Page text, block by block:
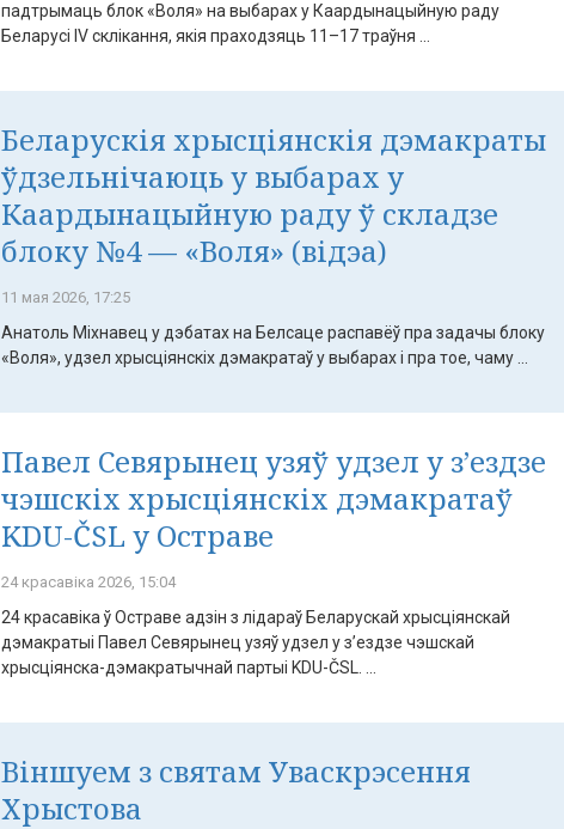
падтрымаць блок «Воля» на выбарах у Каардынацыйную раду
Беларусі IV склікання, якія праходзяць 11–17 траўня ...
Беларускія хрысціянскія дэмакраты
ўдзельнічаюць у выбарах у
Каардынацыйную раду ў складзе
блоку №4 — «Воля» (відэа)
11 мая 2026, 17:25
Анатоль Міхнавец у дэбатах на Белсаце распавёў пра задачы блоку
«Воля», удзел хрысціянскіх дэмакратаў у выбарах і пра тое, чаму ...
Павел Севярынец узяў удзел у з’ездзе
чэшскіх хрысціянскіх дэмакратаў
KDU-ČSL у Остраве
24 красавіка 2026, 15:04
24 красавіка ў Остраве адзін з лідараў Беларускай хрысціянскай
дэмакратыі Павел Севярынец узяў удзел у з’ездзе чэшскай
хрысціянска-дэмакратычнай партыі KDU-ČSL. ...
Віншуем з святам Уваскрэсення
Хрыстова